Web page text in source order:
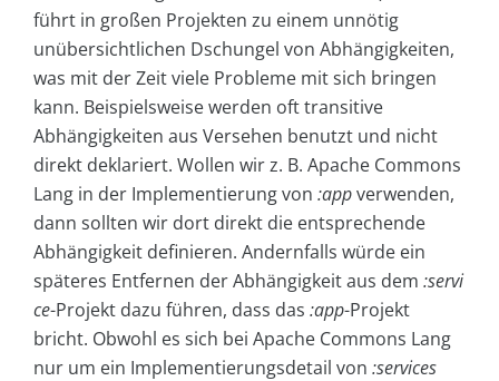
führt in großen Projekten zu einem unnötig
unübersichtlichen Dschungel von Abhängigkeiten,
was mit der Zeit viele Probleme mit sich bringen
kann. Beispielsweise werden oft transitive
Abhängigkeiten aus Versehen benutzt und nicht
direkt deklariert. Wollen wir z. B. Apache Commons
Lang in der Implementierung von :appverwenden,
dann sollten wir dort direkt die entsprechende
Abhängigkeit definieren. Andernfalls würde ein
späteres Entfernen der Abhängigkeit aus dem :servi
ce-Projekt dazu führen, dass das :app-Projekt
bricht. Obwohl es sich bei Apache Commons Lang
nur um ein Implementierungsdetail von :services